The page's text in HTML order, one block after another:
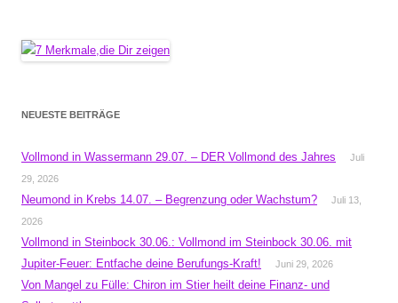
NEUESTE BEITRÄGE
Vollmond in Wassermann 29.07. – DER Vollmond des Jahres
Juli
29, 2026
Neumond in Krebs 14.07. – Begrenzung oder Wachstum?
Juli 13,
2026
Vollmond in Steinbock 30.06.: Vollmond im Steinbock 30.06. mit
Jupiter-Feuer: Entfache deine Berufungs-Kraft!
Juni 29, 2026
Von Mangel zu Fülle: Chiron im Stier heilt deine Finanz- und